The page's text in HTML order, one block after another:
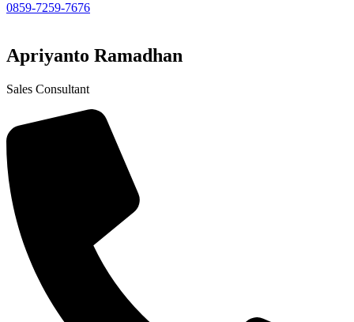
0859-7259-7676
Apriyanto Ramadhan
Sales Consultant